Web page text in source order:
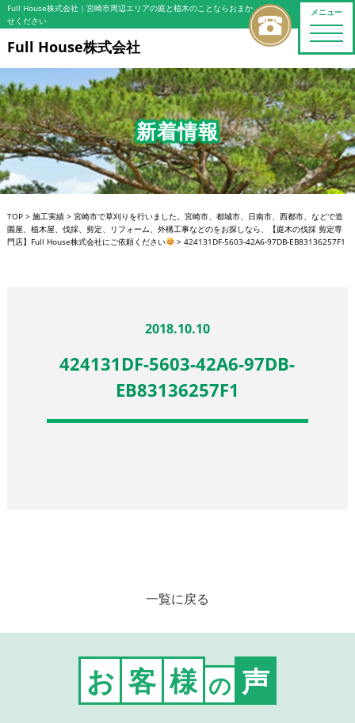
メニュー
toggle
Full House株式会社｜宮崎市周辺エリアの庭と植木のことならおまか
せください
Full House株式会社
新着情報
TOP> 施工実績> 宮崎市で草刈りを行いました。宮崎市、都城市、日南市、西都市、などで造
園屋、植木屋、伐採、剪定、リフォーム、外構工事などのをお探しなら、【庭木の伐採 剪定専
門店】Full House株式会社にご依頼ください
>424131DF-5603-42A6-97DB-EB83136257F1
2018.10.10
424131DF-5603-42A6-97DB-
EB83136257F1
一覧に戻る
お 客 様 の 声